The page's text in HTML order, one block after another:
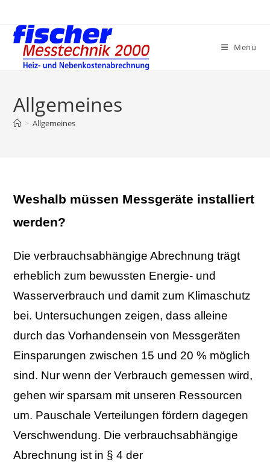
Inhalt
springen
Menü
Allgemeines
> Allgemeines
Weshalb müssen Messgeräte installiert
werden?
Die verbrauchsabhängige Abrechnung trägt
erheblich zum bewussten Energie- und
Wasserverbrauch und damit zum Klimaschutz
bei. Untersuchungen zeigen, dass alleine
durch das Vorhandensein von Messgeräten
Einsparungen zwischen 15 und 20 % möglich
sind. Nur wenn der Verbrauch gemessen wird,
gehen wir sparsam mit unseren Ressourcen
um. Pauschale Verteilungen fördern dagegen
Verschwendung. Die verbrauchsabhängige
Abrechnung ist in § 4 der